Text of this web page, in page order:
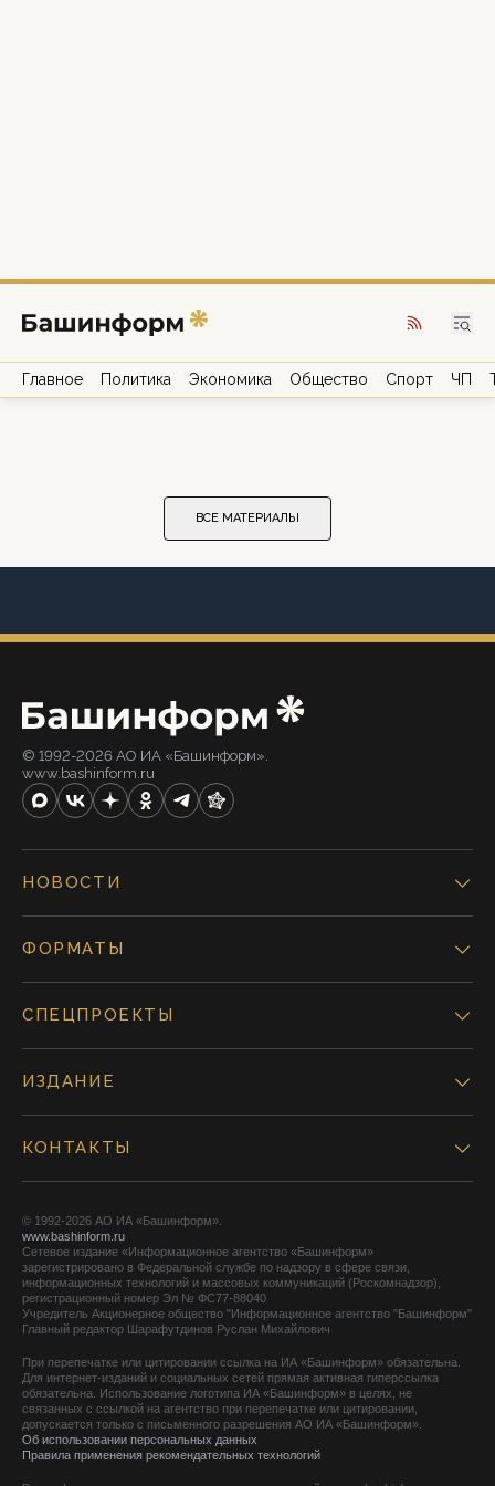
Главное Политика Экономика Общество Спорт ЧП
ВСЕ МАТЕРИАЛЫ
© 1992-2026 АО ИА «Башинформ».
www.bashinform.ru
НОВОСТИ
ФОРМАТЫ
СПЕЦПРОЕКТЫ
ИЗДАНИЕ
КОНТАКТЫ
© 1992-2026 АО ИА «Башинформ».
www.bashinform.ru
Сетевое издание «Информационное агентство «Башинформ»
зарегистрировано в Федеральной службе по надзору в сфере связи,
информационных технологий и массовых коммуникаций (Роскомнадзор),
регистрационный номер Эл № ФС77-88040
Учредитель Акционерное общество "Информационное агентство "Башинформ"
Главный редактор Шарафутдинов Руслан Михайлович
При перепечатке или цитировании ссылка на ИА «Башинформ» обязательна.
Для интернет-изданий и социальных сетей прямая активная гиперссылка
обязательна. Использование логотипа ИА «Башинформ» в целях, не
связанных с ссылкой на агентство при перепечатке или цитировании,
допускается только с письменного разрешения АО ИА «Башинформ».
Об использовании персональных данных
Правила применения рекомендательных технологий